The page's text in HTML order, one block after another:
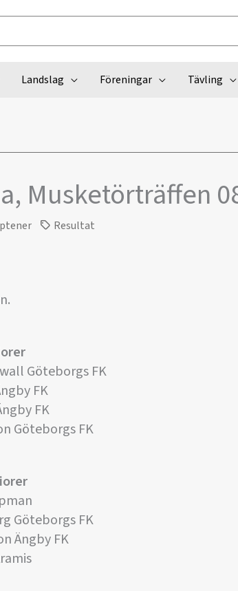
Landslag Föreningar Tävling
Musketörträffen
Resultat
Göteborgs FK
FK
FK
Göteborgs FK
Göteborgs FK
Ängby FK